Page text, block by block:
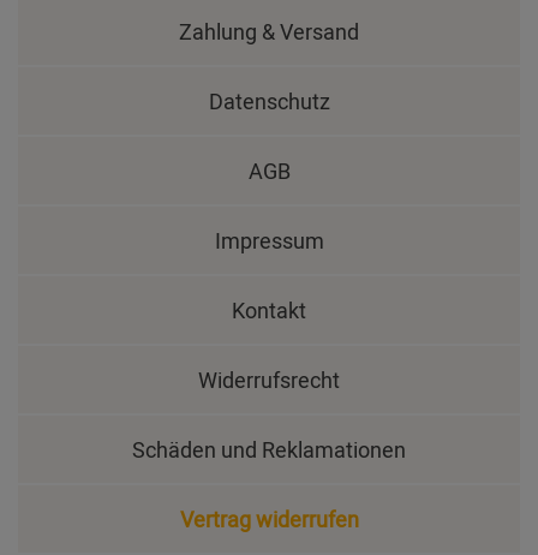
Zahlung & Versand
Datenschutz
AGB
Impressum
Kontakt
Widerrufsrecht
Schäden und Reklamationen
Vertrag widerrufen